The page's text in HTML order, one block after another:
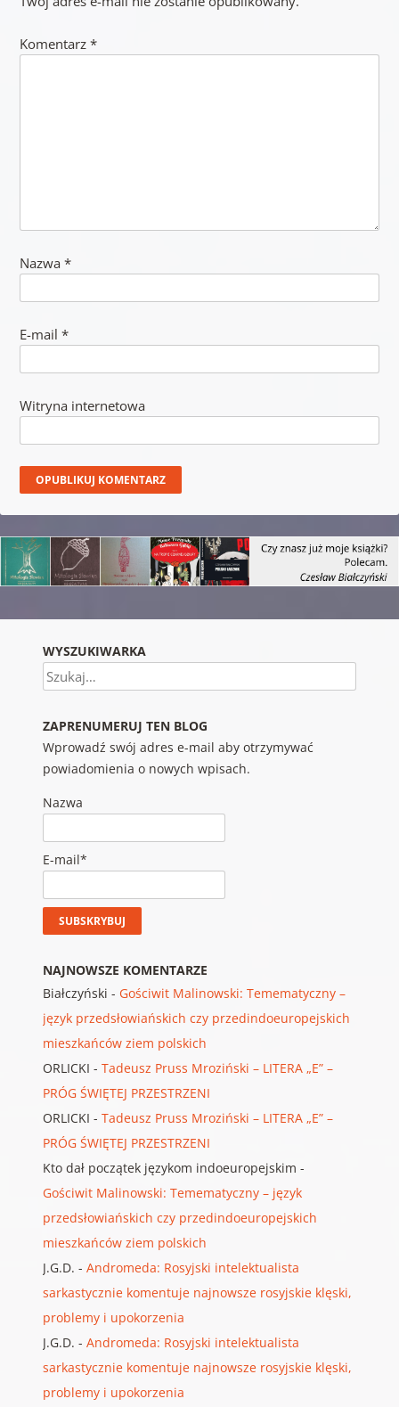
Komentarz *
Nazwa *
E-mail *
Witryna internetowa
WYSZUKIWARKA
Szukaj
ZAPRENUMERUJ TEN BLOG
Wprowadź swój adres e-mail aby otrzymywać
powiadomienia o nowych wpisach.
Nazwa
E-mail*
NAJNOWSZE KOMENTARZE
Białczyński - Gościwit Malinowski: Temematyczny –
język przedsłowiańskich czy przedindoeuropejskich
mieszkańców ziem polskich
ORLICKI - Tadeusz Pruss Mroziński – LITERA „E” –
PRÓG ŚWIĘTEJ PRZESTRZENI
ORLICKI - Tadeusz Pruss Mroziński – LITERA „E” –
PRÓG ŚWIĘTEJ PRZESTRZENI
Kto dał początek językom indoeuropejskim -
Gościwit Malinowski: Temematyczny – język
przedsłowiańskich czy przedindoeuropejskich
mieszkańców ziem polskich
J.G.D. - Andromeda: Rosyjski intelektualista
sarkastycznie komentuje najnowsze rosyjskie klęski,
problemy i upokorzenia
J.G.D. - Andromeda: Rosyjski intelektualista
sarkastycznie komentuje najnowsze rosyjskie klęski,
problemy i upokorzenia